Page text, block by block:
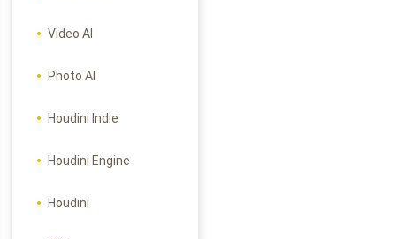
Video AI
Photo AI
Houdini Indie
Houdini Engine
Houdini